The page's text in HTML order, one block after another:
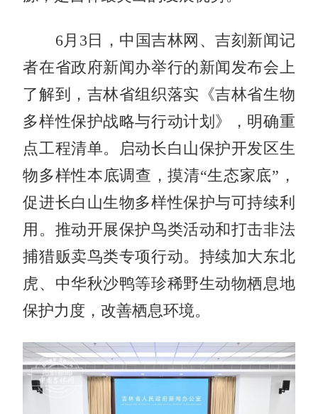
6月3日，中国吉林网、吉刻新闻记
者在省政府新闻办举行的新闻发布会上
了解到，吉林省组织落实《吉林省生物
多样性保护战略与行动计划》，明确重
点工程清单。启动长白山保护开发区生
物多样性本底调查，摸清“生态家底”，
促进长白山生物多样性保护与可持续利
用。推动开展保护鸟类活动和打击非法
捕猎贩卖鸟类专项行动。持续加大东北
虎、中华秋沙鸭等珍稀野生动物栖息地
保护力度，改善栖息环境。